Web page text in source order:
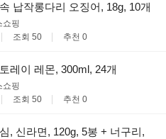
납작롱다리 오징어, 18g, 10개
쇼핑
조회 50 추천 0
레이 레몬, 300ml, 24개
쇼핑
조회 50 추천 0
, 신라면, 120g, 5봉 + 너구리,